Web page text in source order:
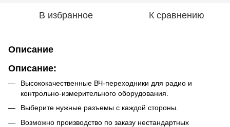
В избранное К сравнению
Описание
Описание:
Высококачественные ВЧ-переходники для радио и
контрольно-измерительного оборудования.
Выберите нужные разъемы с каждой стороны.
Возможно производство по заказу нестандартных